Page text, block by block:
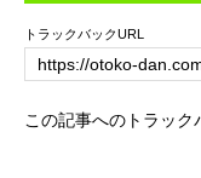
トラックバックURL
この記事へのトラック